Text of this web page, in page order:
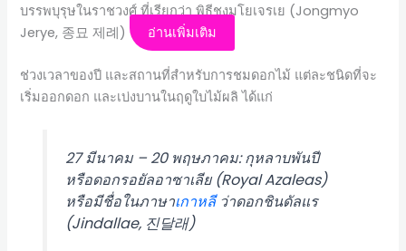
บรรพบุรุษในราชวงศ์ ที่เรียกว่า พิธีชงมโยเจรเย (Jongmyo
Jerye, 종묘 제례)
อ่านเพิ่มเติม
ช่วงเวลาของปี และสถานที่สำหรับการชมดอกไม้ แต่ละชนิดที่จะ
เริ่มออกดอก และเบ่งบานในฤดูใบไม้ผลิ ได้แก่
27 มีนาคม – 20 พฤษภาคม: กุหลาบพันปี
หรือดอกรอยัลอาซาเลีย (Royal Azaleas)
หรือมีชื่อในภาษาเกาหลีว่าดอกชินดัลแร
(Jindallae, 진달래)